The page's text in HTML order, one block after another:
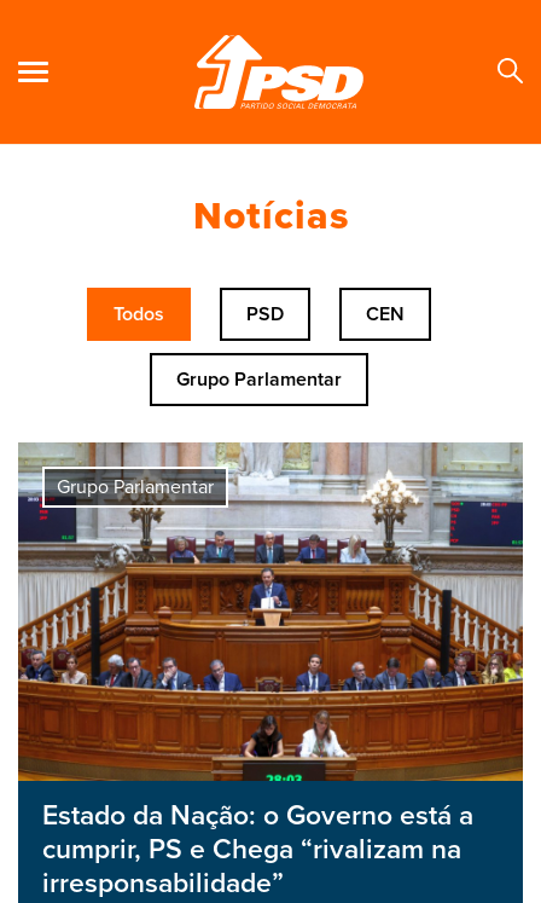
Notícias
Todos PSD CEN
Grupo Parlamentar
Grupo Parlamentar
Estado da Nação: o Governo está a
cumprir, PS e Chega “rivalizam na
irresponsabilidade”